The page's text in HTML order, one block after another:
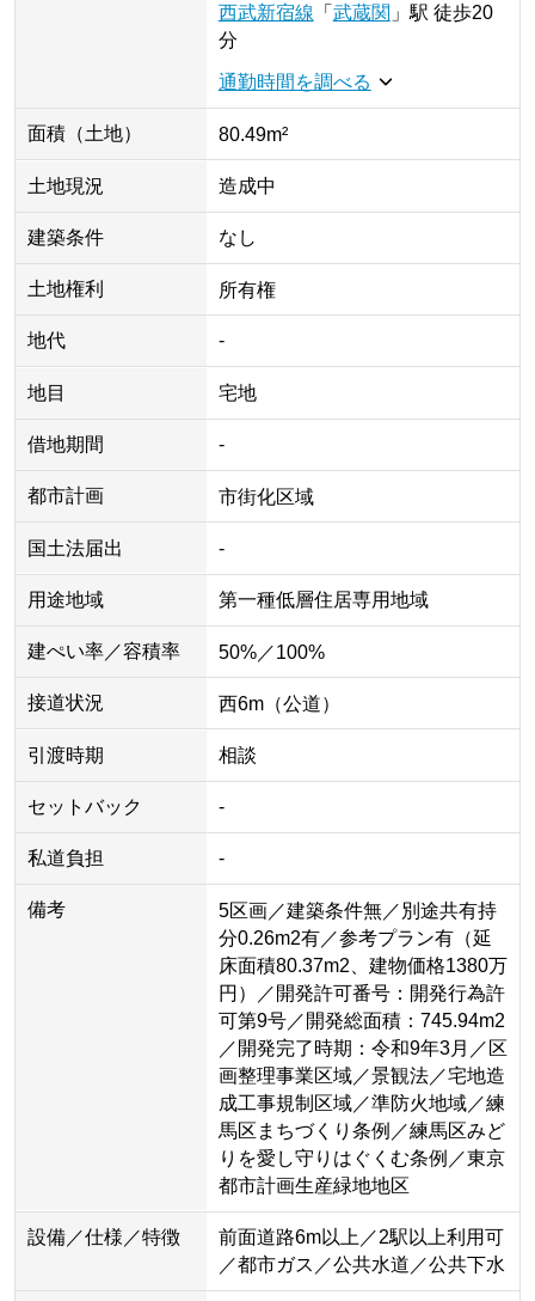
西武新宿線 「 武蔵関 」 駅 徒歩20
分
通勤時間を調べる
面積（土地） 80.49m²
土地現況 造成中
建築条件 なし
土地権利 所有権
地代 -
地目 宅地
借地期間 -
都市計画 市街化区域
国土法届出 -
用途地域 第一種低層住居専用地域
建ぺい率／容積率 50%／100%
接道状況 西6m（公道）
引渡時期 相談
セットバック -
私道負担 -
備考
5区画／建築条件無／別途共有持
分0.26m2有／参考プラン有（延
床面積80.37m2、建物価格1380万
円）／開発許可番号：開発行為許
可第9号／開発総面積：745.94m2
／開発完了時期：令和9年3月／区
画整理事業区域／景観法／宅地造
成工事規制区域／準防火地域／練
馬区まちづくり条例／練馬区みど
りを愛し守りはぐくむ条例／東京
都市計画生産緑地地区
設備／仕様／特徴
前面道路6m以上／2駅以上利用可
／都市ガス／公共水道／公共下水